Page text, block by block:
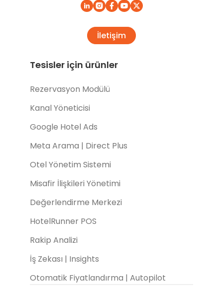
İletişim
Tesisler için ürünler
Rezervasyon Modülü
Kanal Yöneticisi
Google Hotel Ads
Meta Arama | Direct Plus
Otel Yönetim Sistemi
Misafir İlişkileri Yönetimi
Değerlendirme Merkezi
HotelRunner POS
Rakip Analizi
İş Zekası | Insights
Otomatik Fiyatlandırma | Autopilot